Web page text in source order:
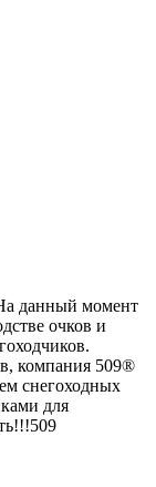
данный момент
очков и
компания 509®
снегоходных
для